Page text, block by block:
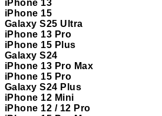
iPhone 13
iPhone 15
Galaxy S25 Ultra
iPhone 13 Pro
iPhone 15 Plus
Galaxy S24
iPhone 13 Pro Max
iPhone 15 Pro
Galaxy S24 Plus
iPhone 12 Mini
iPhone 12 / 12 Pro